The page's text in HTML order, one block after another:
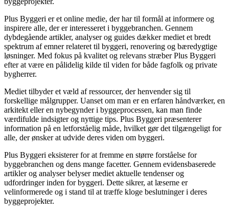
Plus Byggeri er et online medie, der har til formål at informere og
inspirere alle, der er interesseret i byggebranchen. Gennem
dybdegående artikler, analyser og guides dækker mediet et bredt
spektrum af emner relateret til byggeri, renovering og bæredygtige
løsninger. Med fokus på kvalitet og relevans stræber Plus Byggeri
efter at være en pålidelig kilde til viden for både fagfolk og private
bygherrer.
Mediet tilbyder et væld af ressourcer, der henvender sig til
forskellige målgrupper. Uanset om man er en erfaren håndværker, en
arkitekt eller en nybegynder i byggeprocessen, kan man finde
værdifulde indsigter og nyttige tips. Plus Byggeri præsenterer
information på en letforståelig måde, hvilket gør det tilgængeligt for
alle, der ønsker at udvide deres viden om byggeri.
Plus Byggeri eksisterer for at fremme en større forståelse for
byggebranchen og dens mange facetter. Gennem evidensbaserede
artikler og analyser belyser mediet aktuelle tendenser og
udfordringer inden for byggeri. Dette sikrer, at læserne er
velinformerede og i stand til at træffe kloge beslutninger i deres
byggeprojekter.